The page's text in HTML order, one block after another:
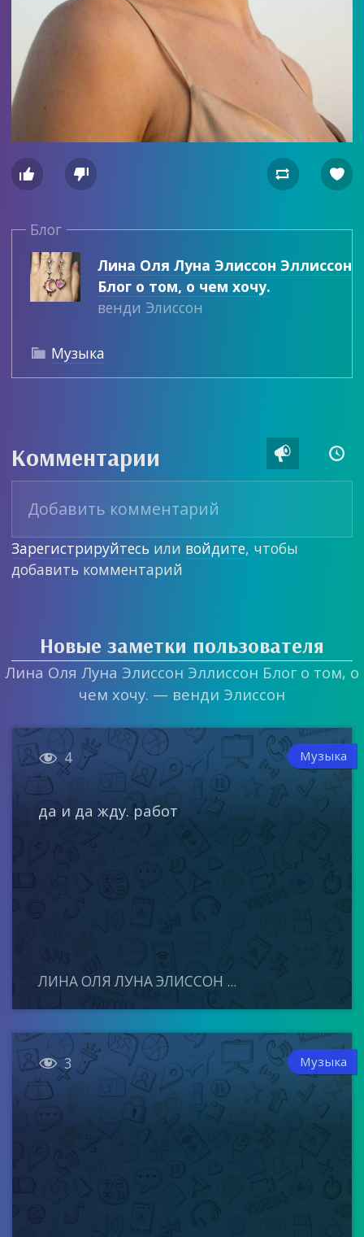
   
Блог
Лина Оля Луна Элиссон Эллиссон
Блог о том, о чем хочу.
венди Элиссон
 Музыка
Комментарии  
Зарегистрируйтесь или войдите, чтобы
добавить комментарий
Новые заметки пользователя
Лина Оля Луна Элиссон Эллиссон Блог о том, о
чем хочу. — венди Элиссон
 4 Музыка
да и да жду. работ
ЛИНА ОЛЯ ЛУНА ЭЛИССОН ...
 3 Музыка